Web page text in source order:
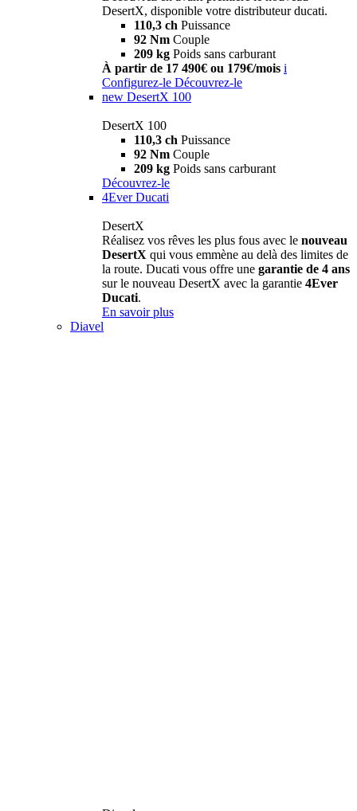
DesertX, disponible votre distributeur ducati.
110,3 ch Puissance
92 Nm Couple
209 kg Poids sans carburant
À partir de 17 490€ ou 179€/mois i
Configurez-le Découvrez-le
new DesertX 100
DesertX 100
110,3 ch Puissance
92 Nm Couple
209 kg Poids sans carburant
Découvrez-le
4Ever Ducati
DesertX
Réalisez vos rêves les plus fous avec le nouveau
DesertX qui vous emmène au delà des limites de
la route. Ducati vous offre une garantie de 4 ans
sur le nouveau DesertX avec la garantie 4Ever
Ducati.
En savoir plus
Diavel